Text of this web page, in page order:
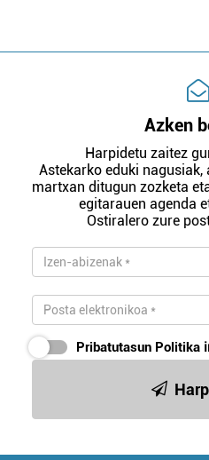
Azken
Harpidetu zaitez
Astekarko eduki nagusiak,
martxan ditugun zozketa
egitarauen agenda
Ostiralero zure
Pribatutasun Politika